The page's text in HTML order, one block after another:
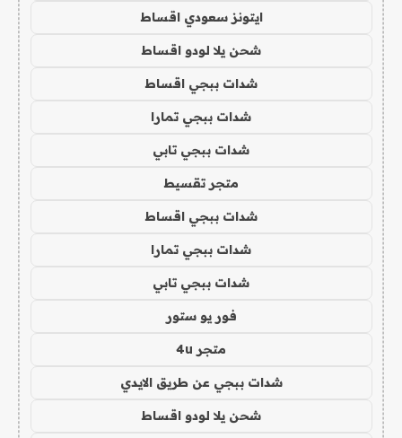
ايتونز سعودي اقساط
شحن يلا لودو اقساط
شدات ببجي اقساط
شدات ببجي تمارا
شدات ببجي تابي
متجر تقسيط
شدات ببجي اقساط
شدات ببجي تمارا
شدات ببجي تابي
فور يو ستور
متجر 4u
شدات ببجي عن طريق الايدي
شحن يلا لودو اقساط